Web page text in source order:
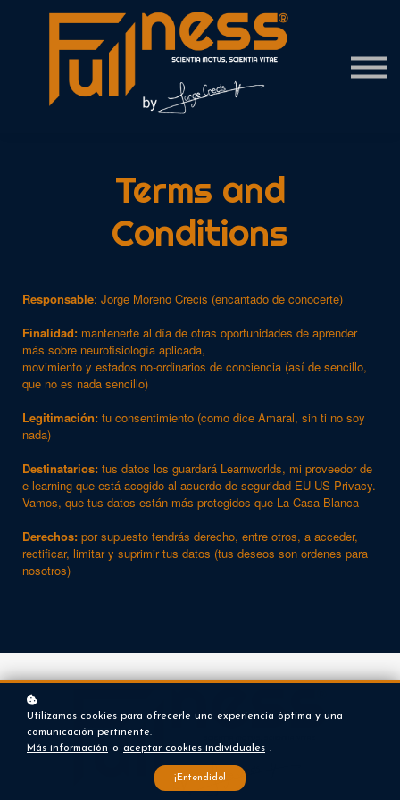
Contact Us
About us
Sign in
Terms and
Conditions
Responsable: Jorge Moreno Crecis (encantado de conocerte)
Finalidad: mantenerte al día de otras oportunidades de aprender
más sobre neurofisiología aplicada,
movimiento y estados no-ordinarios de conciencia (así de sencillo,
que no es nada sencillo)
Legitimación: tu consentimiento (como dice Amaral, sin ti no soy
nada)
Destinatarios: tus datos los guardará Learnworlds, mi proveedor de
e-learning que está acogido al acuerdo de seguridad EU-US Privacy.
Vamos, que tus datos están más protegidos que La Casa Blanca
Derechos: por supuesto tendrás derecho, entre otros, a acceder,
rectificar, limitar y suprimir tus datos (tus deseos son ordenes para
nosotros)
Utilizamos cookies para ofrecerle una experiencia óptima y una
comunicación pertinente.
Más información o aceptar cookies individuales .
¡Entendido!